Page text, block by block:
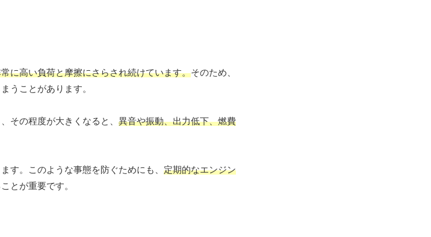
に高い負荷と摩擦にさらされ続けています。そのため、
うことがあります。
その程度が大きくなると、 異音や振動、出力低下、燃費
す。このような事態を防ぐためにも、 定期的なエンジン
とが重要です。